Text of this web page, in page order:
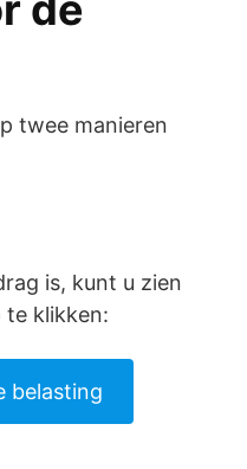
twee manieren
is, kunt u zien
te klikken:
belasting